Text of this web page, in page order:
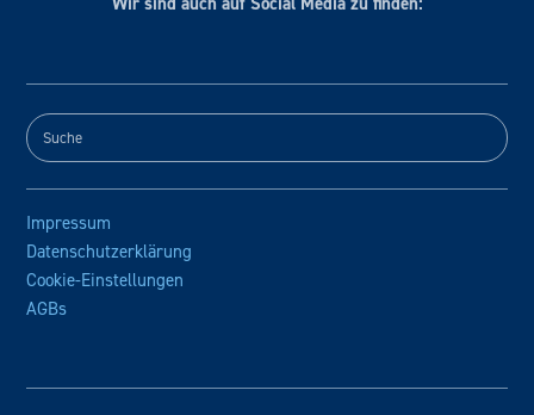
Impressum
Datenschutzerklärung
Cookie-Einstellungen
AGBs